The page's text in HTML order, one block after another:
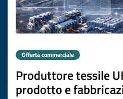
Offerta commerciale
Produttore tessile
prodotto e